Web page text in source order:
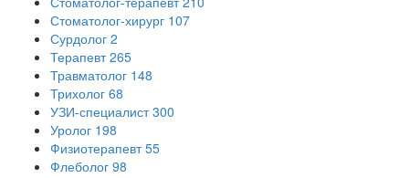
Стоматолог-хирург 107
Сурдолог 2
Терапевт 265
Травматолог 148
Трихолог 68
УЗИ-специалист 300
Уролог 198
Физиотерапевт 55
Флеболог 98